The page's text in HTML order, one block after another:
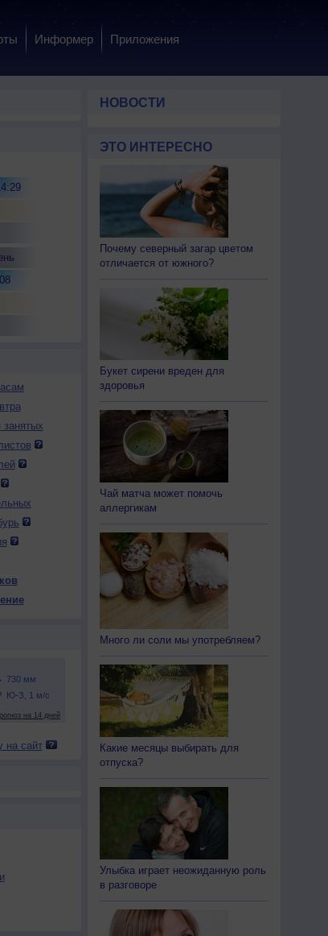
Информер Приложения
на сайт
НОВОСТИ
ЭТО ИНТЕРЕСНО
Почему северный загар цветом
отличается от южного?
Букет сирени вреден для
здоровья
Чай матча может помочь
аллергикам
Много ли соли мы употребляем?
Какие месяцы выбирать для
отпуска?
Улыбка играет неожиданную роль
в разговоре